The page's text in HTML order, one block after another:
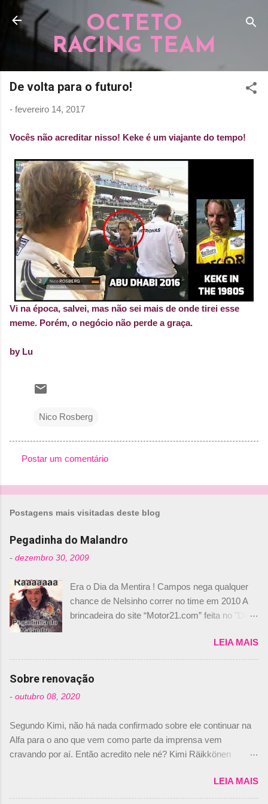
Pular para o conteúdo principal
OCTETO
RACING TEAM
De volta para o futuro!
- fevereiro 14, 2017
Vocês não acreditar nisso! Keke é um viajante do tempo!
Vi na época, salvei, mas não sei mais de onde tirei esse
meme. Porém, o negócio não perde a graça.
by Lu
Nico Rosberg
o
n
t
r
i
o
Postar um comentário
Postagens mais visitadas deste blog
Pegadinha do Malandro
- dezembro 30, 2009
Era o Dia da Mentira ! Campos nega qualquer
chance de Nelsinho correr no time em 2010 A
brincadeira do site “Motor21.com” feita no "Día
de abril –, afirmando que Nelson Piquet havia
comprado 15% das ações da Campos, dando,
com isso, um lugar no time a Nelsinho Piquet,
foi esclarecida de uma vez por todas por
Daniele Audetto, diretor da escuderia. O
não será o companheiro de Bruno Senna em
2010. "Na verdade, nós recebemos uma oferta
de Piquet", admitiu Audetto. “Mas depois de ter
dois brasileiros”, explicou, dizendo ainda que
não tem nada contra o filho do tricampeão
LEIA MAIS
Sobre renovação
- outubro 08, 2020
Segundo Kimi, não há nada confirmado sobre ele continuar na
Alfa para o ano que vem como parte da imprensa vem
cravando por aí. Então acredito nele né? Kimi Räikkönen
truth but I’ve never had an option in my contract so that’s
should, pretty much, tell you that it’s not true." #Kimi7 #EifelGP
LEIA MAIS